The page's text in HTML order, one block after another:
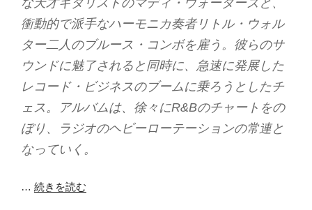
な天才ギタリストのマディ・ウォーターズと、
衝動的で派手なハーモニカ奏者リトル・ウォル
ター二人のブルース・コンボを雇う。彼らのサ
ウンドに魅了されると同時に、急速に発展した
レコード・ビジネスのブームに乗ろうとしたチ
ェス。アルバムは、徐々にR&Bのチャートをの
ぼり、ラジオのヘビーローテーションの常連と
なっていく。
… 続きを読む